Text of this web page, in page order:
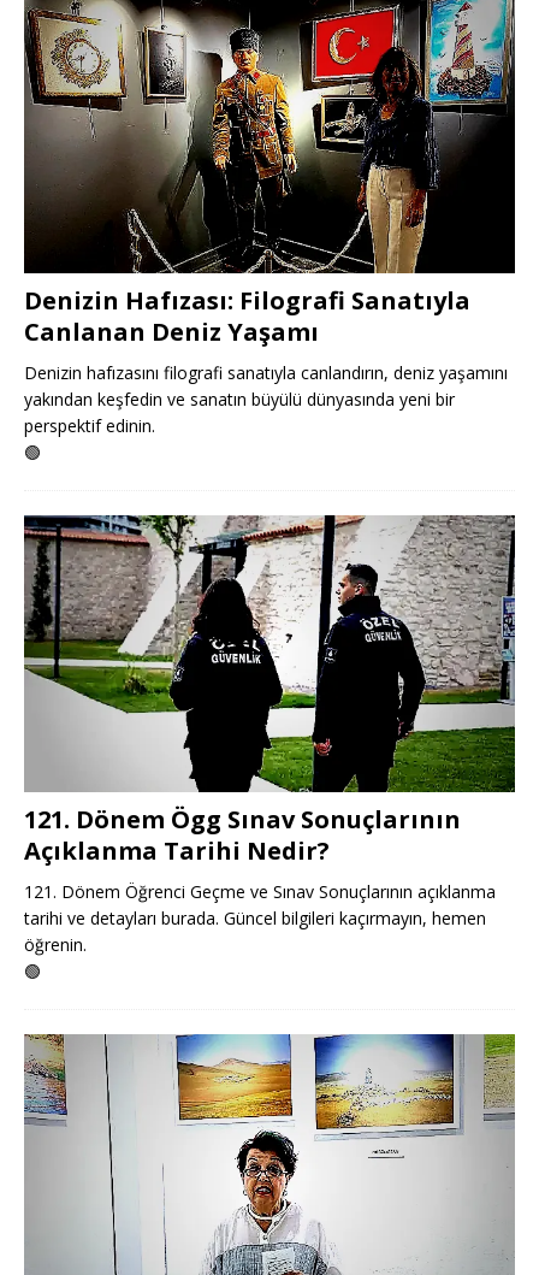
Denizin Hafızası: Filografi Sanatıyla
Canlanan Deniz Yaşamı
Denizin hafızasını filografi sanatıyla canlandırın, deniz yaşamını
yakından keşfedin ve sanatın büyülü dünyasında yeni bir
perspektif edinin.
🟢
121. Dönem Ögg Sınav Sonuçlarının
Açıklanma Tarihi Nedir?
121. Dönem Öğrenci Geçme ve Sınav Sonuçlarının açıklanma
tarihi ve detayları burada. Güncel bilgileri kaçırmayın, hemen
öğrenin.
🟢